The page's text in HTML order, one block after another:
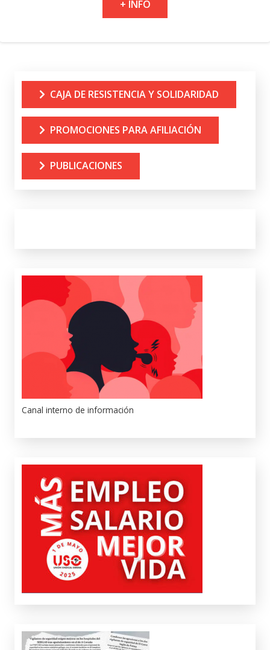
+ INFO
CAJA DE RESISTENCIA Y SOLIDARIDAD
PROMOCIONES PARA AFILIACIÓN
PUBLICACIONES
Canal interno de información